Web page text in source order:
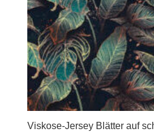
Viskose-Jersey Blätter auf